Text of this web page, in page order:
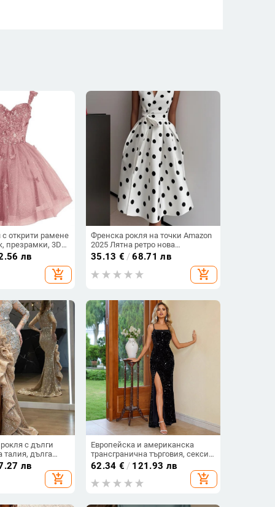
с открити рамене
презрамки, 3D
и пайети, без
полиестер
лв
add_shopping_cart
Френска рокля на точки Amazon
2025 Лятна ретро нова
темпераментна талия Тънка
пола за жени
35.13 € /68.71 лв
add_shopping_cart
с дълги
талия, дълга
95%+
лв
add_shopping_cart
Европейска и американска
трансгранична търговия, секси
рокля с висок цепка и пайети,
камуфлажна рокля без
презрамки, модна вечерна
62.34 € / 121.93 лв
add_shopping_cart